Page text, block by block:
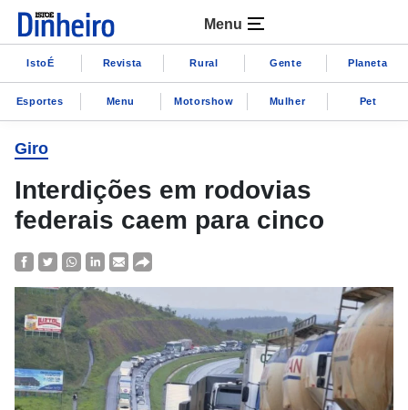
Menu
IstoÉ Revista Rural Gente Planeta
Esportes Menu Motorshow Mulher Pet
Giro
Interdições em rodovias
federais caem para cinco